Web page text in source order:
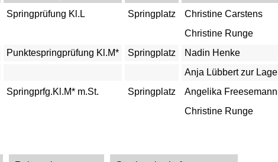
Springprüfung Kl.L Springplatz Christine Carstens
Christine Runge
Punktespringprüfung Kl.M* Springplatz Nadin Henke
Anja Lübbert zur Lage
Springprfg.Kl.M* m.St. Springplatz Angelika Freesemann
Christine Runge